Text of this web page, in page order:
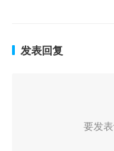
发表回复
要发